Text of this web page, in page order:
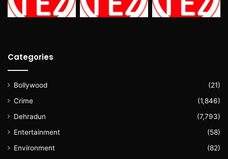
Categories
Bollywood
(21)
Crime
(1,846)
Dehradun
(7,793)
Entertainment
(58)
Environment
(82)